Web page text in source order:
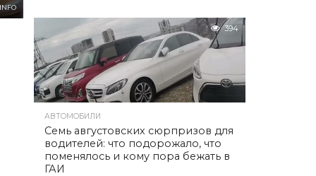
394
АВТОМОБИЛИ
Семь августовских сюрпризов для
водителей: что подорожало, что
поменялось и кому пора бежать в
ГАИ